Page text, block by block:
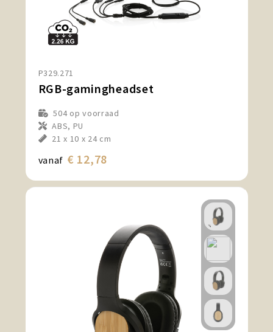
P329.271
RGB-gamingheadset
504op voorraad
ABS, PU
21 x 10 x 24 cm
vanaf € 12,78